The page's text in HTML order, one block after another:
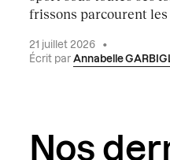
frissons parcourent les
21 juillet 2026
•
Écrit parAnnabelle
Nos